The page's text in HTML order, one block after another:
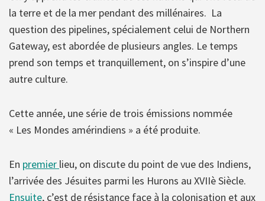
la terre et de la mer pendant des millénaires. La
question des pipelines, spécialement celui de Northern
Gateway, est abordée de plusieurs angles. Le temps
prend son temps et tranquillement, on s’inspire d’une
autre culture.
Cette année, une série de trois émissions nommée
« Les Mondes amérindiens » a été produite.
En premier lieu, on discute du point de vue des Indiens,
l’arrivée des Jésuites parmi les Hurons au XVIIè Siècle.
Ensuite, c’est de résistance face à la colonisation et aux